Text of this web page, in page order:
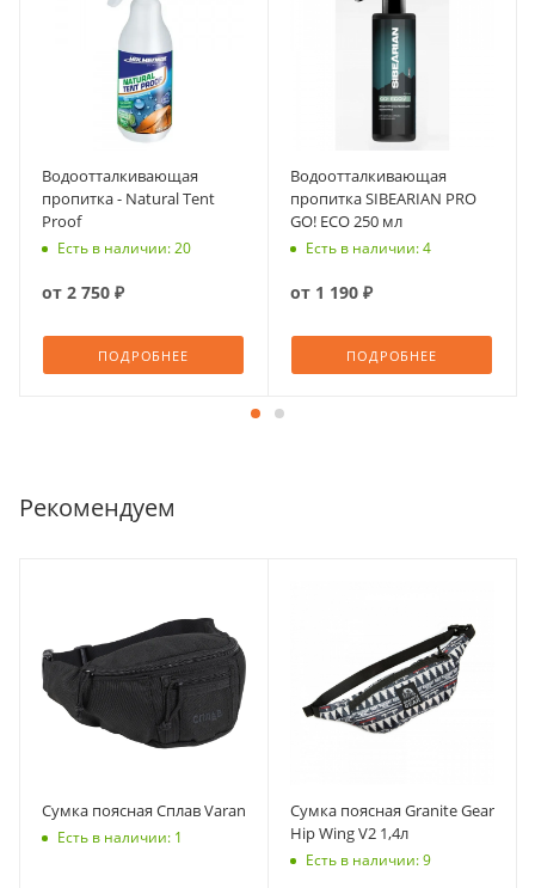
Водоотталкивающая
пропитка - Natural Tent
Proof
Есть в наличии: 20
от 2 750 ₽
ПОДРОБНЕЕ
Водоотталкивающая
пропитка SIBEARIAN PRO
GO! ECO 250 мл
Есть в наличии: 4
от 1 190 ₽
ПОДРОБНЕЕ
Рекомендуем
Сумка поясная Сплав Varan
Есть в наличии: 1
Сумка поясная Granite Gear
Hip Wing V2 1,4л
Есть в наличии: 9